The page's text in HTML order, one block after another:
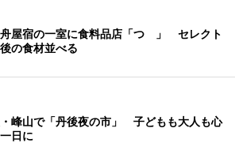
屋宿の一室に食料品店「つゝ」 セレクト
の食材並べる
峰山で「丹後夜の市」 子どもも大人も心
日に